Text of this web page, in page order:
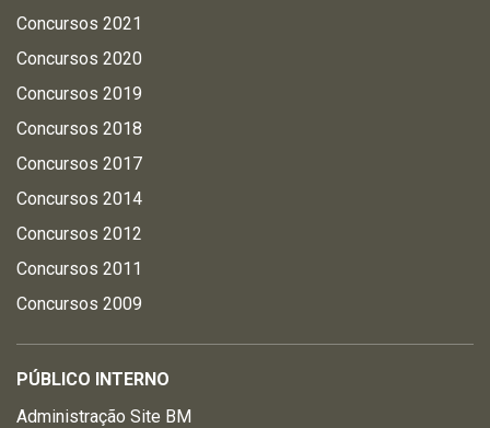
Concursos 2021
Concursos 2020
Concursos 2019
Concursos 2018
Concursos 2017
Concursos 2014
Concursos 2012
Concursos 2011
Concursos 2009
PÚBLICO INTERNO
Administração Site BM